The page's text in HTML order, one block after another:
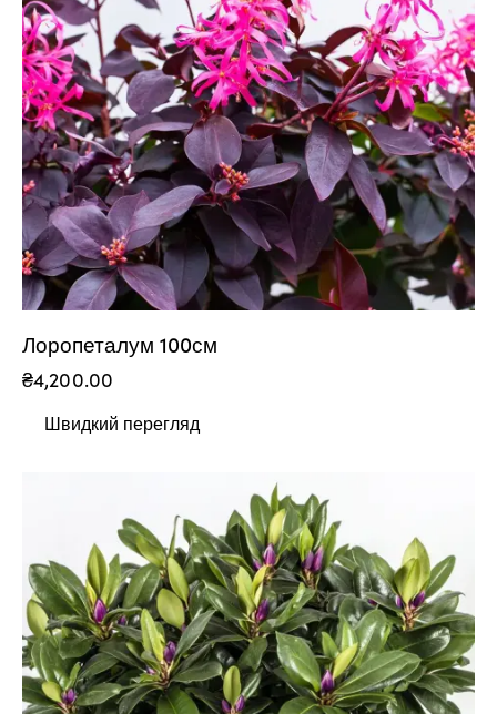
Лоропеталум 100см
₴4,200.00
Швидкий перегляд